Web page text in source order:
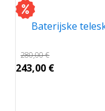
Baterijske
280,00€
243,00 €